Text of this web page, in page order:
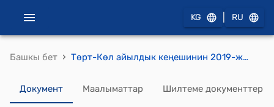
KG RU
Башкы бет › Төрт-Көл айылдык кеңешинин 2019-жылдын 29 мартындагы №29/4 "Шоро-Башат айылынын жаңы конушунун көчөлөрүнө ысым ыйгаруу жөнүндө"токтому
Документ Маалыматтар Шилтеме документтер